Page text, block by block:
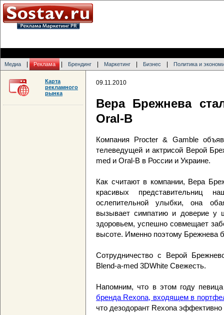
Медиа Реклама Брендинг Маркетинг Бизнес Политика и
09.11.2010
Вера Брежнева
Oral-B
Компания Procter & Gamble
телеведущей и актрисой Верой
med и Oral-B в России и Украине.
Как считают в компании, Вера
красивых представительниц
ослепительной улыбки, она
вызывает симпатию и доверие у
здоровьем, успешно совмещает
высоте. Именно поэтому Брежнева
Сотрудничество с Верой
Blend-a-med 3DWhite Свежесть.
Напомним, что в этом году
бренда Rexona, входящем в
что дезодорант Rexona
Карта
рекламного
рынка